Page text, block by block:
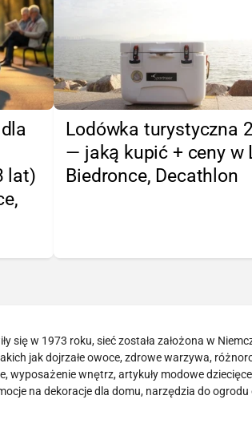
lat)
Lodówka turystyczna
— jaką kupić + ceny w
Biedronce, Decathlon
się w 1973 roku, sieć została założona w
jak dojrzałe owoce, zdrowe warzywa,
wyposażenie wnętrz, artykuły modowe
na dekoracje dla domu, narzędzia do ogrodu